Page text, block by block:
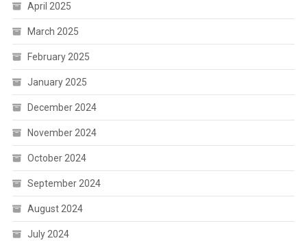
April 2025
March 2025
February 2025
January 2025
December 2024
November 2024
October 2024
September 2024
August 2024
July 2024